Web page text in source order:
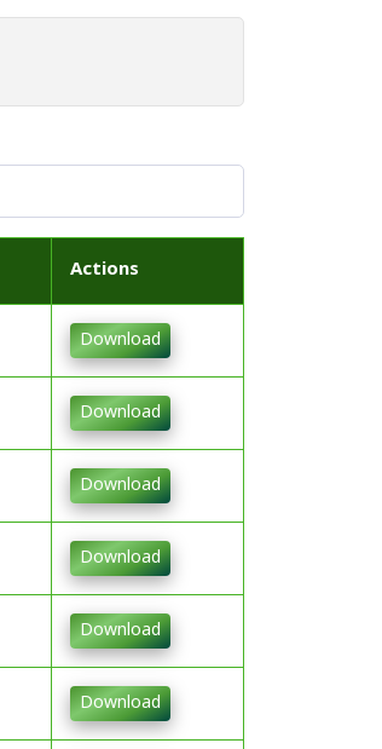
Actions
Download
Download
Download
Download
Download
Download